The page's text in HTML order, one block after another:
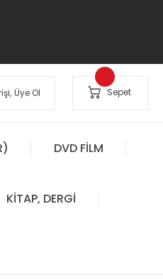
Üye Ol Sepet
DVD FİLM
KİTAP, DERGİ